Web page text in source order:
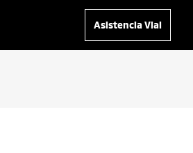
Asistencia Vial